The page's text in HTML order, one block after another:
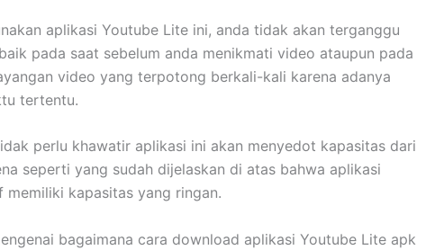
aplikasi Youtube Lite ini, anda tidak akan terganggu
pada saat sebelum anda menikmati video ataupun pada
video yang terpotong berkali-kali karena adanya
tertentu.
perlu khawatir aplikasi ini akan menyedot kapasitas dari
seperti yang sudah dijelaskan di atas bahwa aplikasi
kapasitas yang ringan.
bagaimana cara download aplikasi Youtube Lite apk